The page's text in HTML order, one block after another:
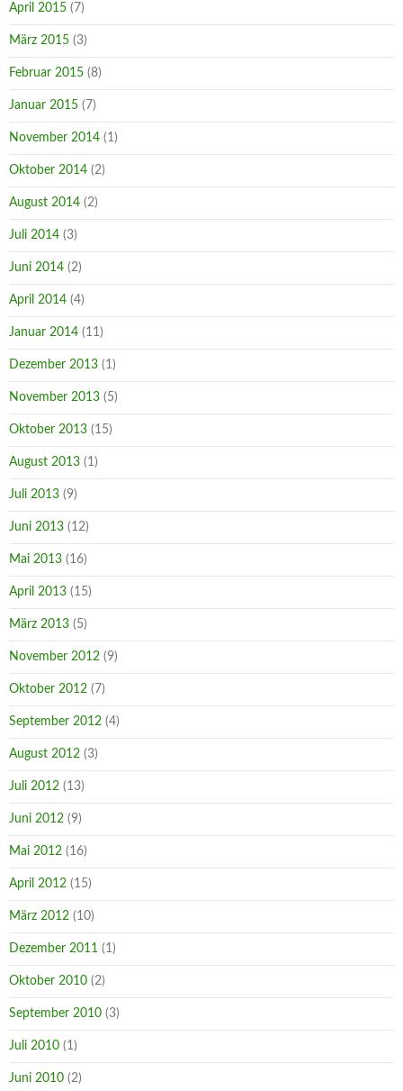
April 2015 (7)
März 2015 (3)
Februar 2015 (8)
Januar 2015 (7)
November 2014 (1)
Oktober 2014 (2)
August 2014 (2)
Juli 2014 (3)
Juni 2014 (2)
April 2014 (4)
Januar 2014 (11)
Dezember 2013 (1)
November 2013 (5)
Oktober 2013 (15)
August 2013 (1)
Juli 2013 (9)
Juni 2013 (12)
Mai 2013 (16)
April 2013 (15)
März 2013 (5)
November 2012 (9)
Oktober 2012 (7)
September 2012 (4)
August 2012 (3)
Juli 2012 (13)
Juni 2012 (9)
Mai 2012 (16)
April 2012 (15)
März 2012 (10)
Dezember 2011 (1)
Oktober 2010 (2)
September 2010 (3)
Juli 2010 (1)
Juni 2010 (2)